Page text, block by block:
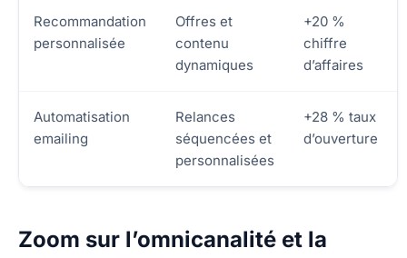
Recommandation
personnalisée
Offres et
contenu
dynamiques
+20 %
chiffre
d’affaires
Automatisation
emailing
Relances
séquencées et
personnalisées
+28 % taux
d’ouverture
Zoom sur l’omnicanalité et la